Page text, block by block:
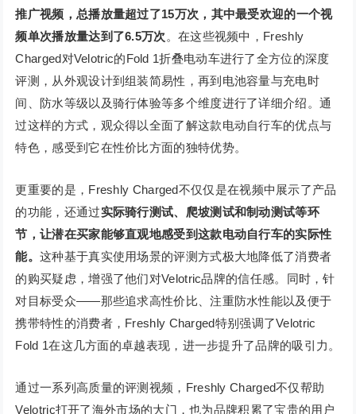
推广视频，总播放量超过了15万次，其中最受欢迎的一个视
频单次播放量达到了6.5万次。在这些视频中，Freshly
Charged对Velotric的Fold 1折叠电动车进行了全方位的深度
评测，从外观设计到组装简易性，再到电池容量与充电时
间、防水等级以及骑行体验等多个维度进行了详细介绍。通
过这样的方式，观众得以全面了解这款电动自行车的优点与
特色，感受到它在性价比方面的独特优势。
更重要的是，Freshly Charged不仅仅是在视频中展示了产品
的功能，还通过实际骑行测试、爬坡测试和制动测试等环
节，让潜在买家能够直观地感受到这款电动自行车的实际性
能。这种基于真实使用场景的评测方式极大地降低了消费者
的购买疑虑，增强了他们对Velotric品牌的信任感。同时，针
对目标受众——那些追求高性价比、注重防水性能以及便于
携带特性的消费者，Freshly Charged特别强调了Velotric
Fold 1在这几方面的卓越表现，进一步提升了品牌的吸引力。
通过一系列高质量的评测视频，Freshly Charged不仅帮助
Velotric打开了海外市场的大门，也为品牌积累了宝贵的用户